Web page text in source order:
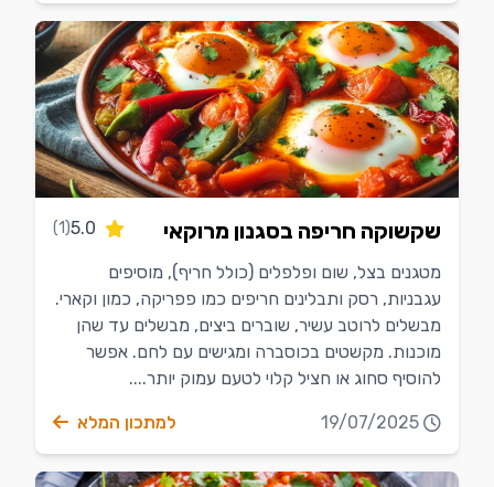
שקשוקה חריפה בסגנון מרוקאי 5.0
(1)
מטגנים בצל, שום ופלפלים (כולל חריף), מוסיפים
עגבניות, רסק ותבלינים חריפים כמו פפריקה, כמון וקארי.
מבשלים לרוטב עשיר, שוברים ביצים, מבשלים עד שהן
מוכנות. מקשטים בכוסברה ומגישים עם לחם. אפשר
להוסיף סחוג או חציל קלוי לטעם עמוק יותר....
19/07/2025 למתכון המלא